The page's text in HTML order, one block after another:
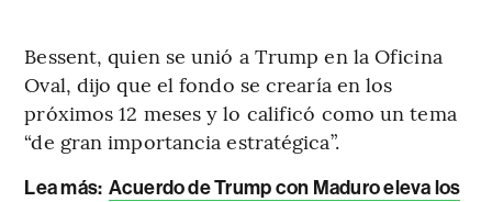
Bessent, quien se unió a Trump en la Oficina
Oval, dijo que el fondo se crearía en los
próximos 12 meses y lo calificó como un tema
“de gran importancia estratégica”.
Lea más: Acuerdo de Trump con Maduro eleva los